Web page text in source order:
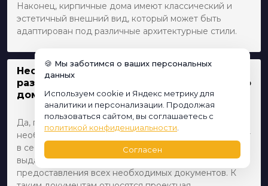
Наконец, кирпичные дома имеют классический и
эстетичный внешний вид, который может быть
адаптирован под различные архитектурные стили.
Необходимо ли получать специальные
разрешения на строительство кирпичного
дома?
Да, перед началом строительства кирпичного дома
необходимо получить ряд разрешений. Это включает
в себя разрешение на строительство, которое
выдается местными строительными властями после
предоставления всех необходимых документов. К
🍪 Мы заботимся о ваших персональных
данных
Используем cookie и Яндекс метрику для
аналитики и персонализации. Продолжая
пользоваться сайтом, вы соглашаетесь с
политикой конфиденциальности
Согласен